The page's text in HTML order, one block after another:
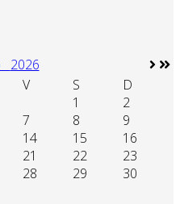
2026
V S
D
1
2
7 8
9
14 15
16
21 22
23
28 29
30